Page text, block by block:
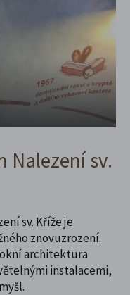
Nalezení sv.
sv. Kříže je
znovuzrození.
architektura
instalacemi,